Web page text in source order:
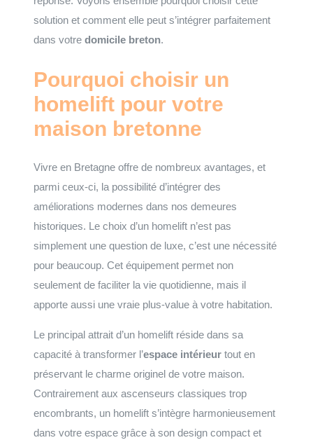
solution et comment elle peut s’intégrer parfaitement
dans votre domicile breton.
Pourquoi choisir un
homelift pour votre
maison bretonne
Vivre en Bretagne offre de nombreux avantages, et
parmi ceux-ci, la possibilité d’intégrer des
améliorations modernes dans nos demeures
historiques. Le choix d’un homelift n’est pas
simplement une question de luxe, c’est une nécessité
pour beaucoup. Cet équipement permet non
seulement de faciliter la vie quotidienne, mais il
apporte aussi une vraie plus-value à votre habitation.
Le principal attrait d’un homelift réside dans sa
capacité à transformer l’espace intérieur tout en
préservant le charme originel de votre maison.
Contrairement aux ascenseurs classiques trop
encombrants, un homelift s’intègre harmonieusement
dans votre espace grâce à son design compact et